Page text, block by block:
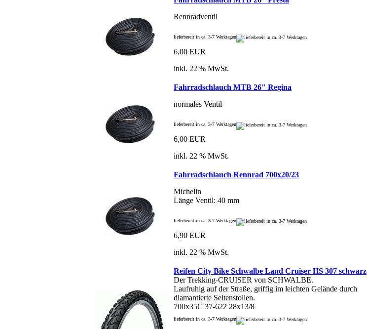
Rennradventil
lieferbereit in ca. 3-7 Werktagen
6,00 EUR
inkl. 22 % MwSt.
Fahrradschlauch MTB 26" Regina
normales Ventil
lieferbereit in ca. 3-7 Werktagen
6,00 EUR
inkl. 22 % MwSt.
Fahrradschlauch Rennrad 700x20/23
Michelin
Länge Ventil: 40 mm
lieferbereit in ca. 3-7 Werktagen
6,90 EUR
inkl. 22 % MwSt.
Reifen City Bike Schwalbe Land Cruiser HS 307 schwarz
Der Trekking-CRUISER von SCHWALBE.
Laufruhig auf der Straße, griffig im leichten Gelände durch
diamantierte Seitenstollen.
700x35C 37-622 28x13/8
lieferbereit in ca. 3-7 Werktagen